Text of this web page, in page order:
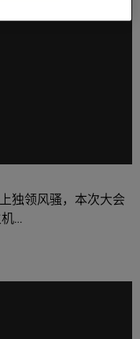
独领风骚，本次大会
…